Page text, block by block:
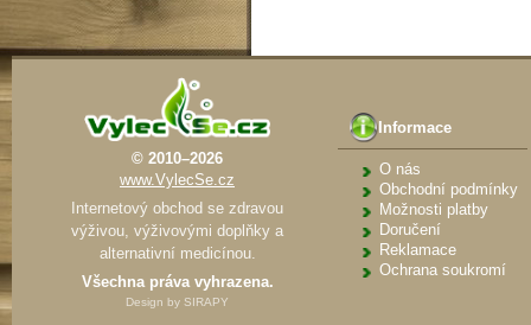
© 2010–2026
www.VylecSe.cz
Internetový obchod se zdravou
výživou, výživovými doplňky a
alternativní medicínou.
Všechna práva vyhrazena.
Design by SIRAPY
Informace
O nás
Obchodní podmínky
Možnosti platby
Doručení
Reklamace
Ochrana soukromí